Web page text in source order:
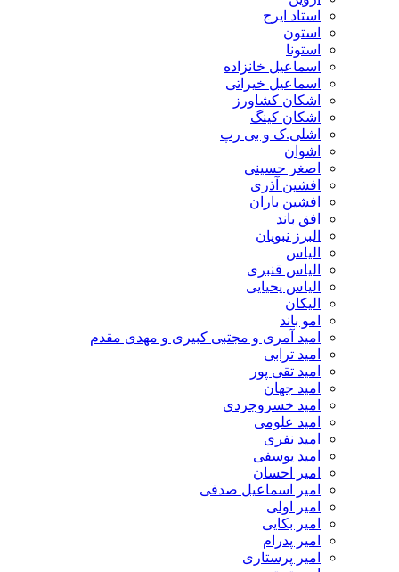
استاد ایرج
استون
استونا
اسماعیل خانزاده
اسماعیل خیراتی
اشکان کشاورز
اشکان کینگ
اشلی.ک و بی رپ
اشوان
اصغر حسینی
افشین آذری
افشین باران
افق باند
البرز نبویان
الیاس
الیاس قنبرى
الیاس یحیایی
الیکان
امو باند
امید آمری و مجتبی کبیری و مهدى مقدم
امید ترابی
امید تقی پور
امید جهان
امید خسروجردی
امید علومی
امید نفری
امید یوسفی
امیر احسان
امیر اسماعیل صدفی
امیر اولی
امیر بکایی
امیر پدرام
امیر پرستاری